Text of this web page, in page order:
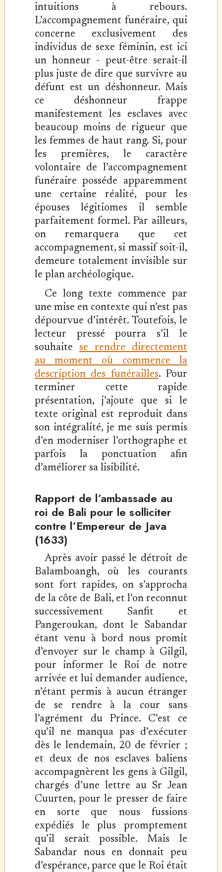
intuitions à rebours.
L’accompagnement funéraire, qui
concerne exclusivement des
individus de sexe féminin, est ici
un honneur - peut-être serait-il
plus juste de dire que survivre au
défunt est un déshonneur. Mais
ce déshonneur frappe
manifestement les esclaves avec
beaucoup moins de rigueur que
les femmes de haut rang. Si, pour
les premières, le caractère
volontaire de l’accompagnement
funéraire posséde apparemment
une certaine réalité, pour les
épouses légitiomes il semble
parfaitement formel. Par ailleurs,
on remarquera que cet
accompagnement, si massif soit-il,
demeure totalement invisible sur
le plan archéologique.
Ce long texte commence par
une mise en contexte qui n’est pas
dépourvue d’intérêt. Toutefois, le
lecteur pressé pourra s’il le
souhaite se rendre directement
au moment où commence la
description des funérailles. Pour
terminer cette rapide
présentation, j’ajoute que si le
texte original est reproduit dans
son intégralité, je me suis permis
d’en moderniser l’orthographe et
parfois la ponctuation afin
d’améliorer sa lisibilité.
Rapport de l’ambassade au
roi de Bali pour le solliciter
contre l’Empereur de Java
(1633)
Après avoir passé le détroit de
Balamboangh, où les courants
sont fort rapides, on s’approcha
de la côte de Bali, et l’on reconnut
successivement Sanfit et
Pangeroukan, dont le Sabandar
étant venu à bord nous promit
d’envoyer sur le champ à Gilgil,
pour informer le Roi de notre
arrivée et lui demander audience,
n’étant permis à aucun étranger
de se rendre à la cour sans
l’agrément du Prince. C’est ce
qu’il ne manqua pas d’exécuter
dès le lendemain, 20 de février ;
et deux de nos esclaves baliens
accompagnèrent les gens à Gilgil,
chargés d’une lettre au Sr Jean
Cuurten, pour le presser de faire
en sorte que nous fussions
expédiés le plus promptement
qu’il serait possible. Mais le
Sabandar nous en donnait peu
d’espérance, parce que le Roi était